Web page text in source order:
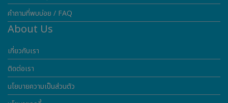
คำถามที่พบบ่อย / FAQ
About Us
เกี่ยวกับเรา
ติดต่อเรา
นโยบายความเป็นส่วนตัว